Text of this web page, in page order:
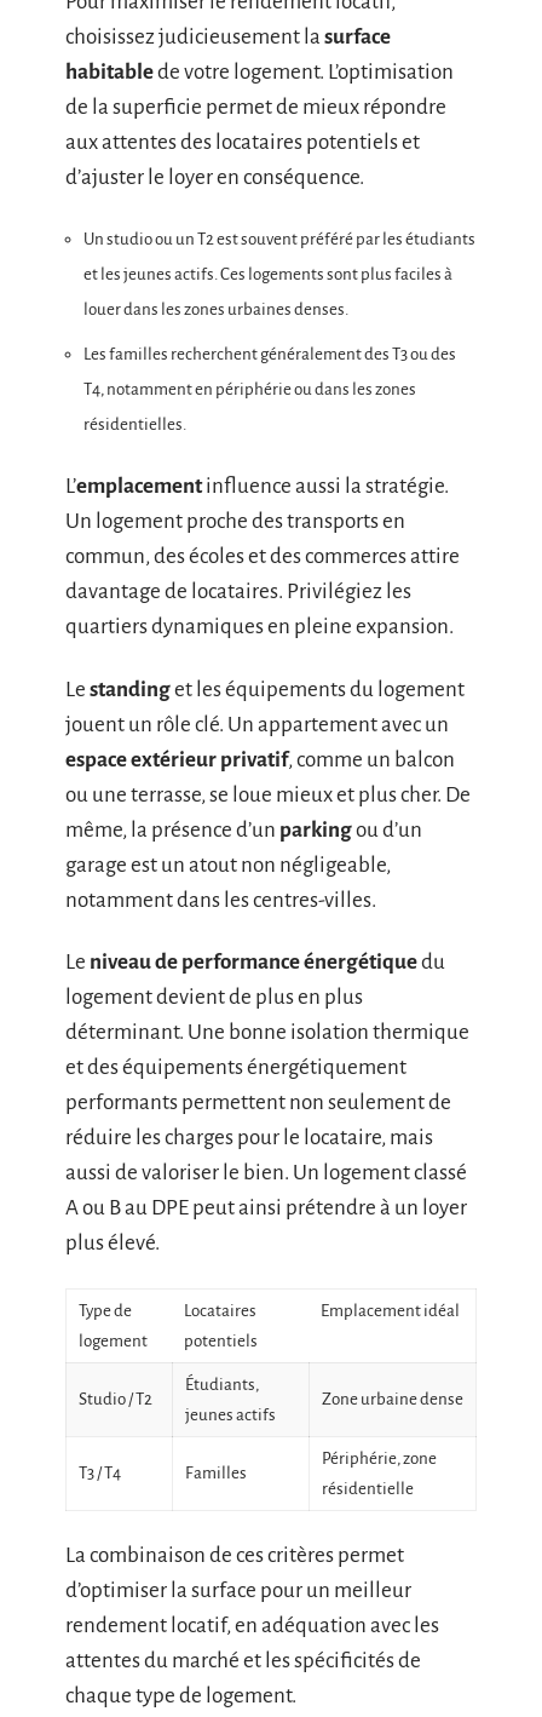
choisissez judicieusement la surface
habitablede votre logement. L’optimisation
de la superficie permet de mieux répondre
aux attentes des locataires potentiels et
d’ajuster le loyer en conséquence.
Un studio ou un T2 est souvent préféré par les étudiants
et les jeunes actifs. Ces logements sont plus faciles à
louer dans les zones urbaines denses.
Les familles recherchent généralement des T3 ou des
T4, notamment en périphérie ou dans les zones
résidentielles.
L’emplacementinfluence aussi la stratégie.
Un logement proche des transports en
commun, des écoles et des commerces attire
davantage de locataires. Privilégiez les
quartiers dynamiques en pleine expansion.
Le standinget les équipements du logement
jouent un rôle clé. Un appartement avec un
espace extérieur privatif, comme un balcon
ou une terrasse, se loue mieux et plus cher. De
même, la présence d’un parkingou d’un
garage est un atout non négligeable,
notamment dans les centres-villes.
Le niveau de performance énergétiquedu
logement devient de plus en plus
déterminant. Une bonne isolation thermique
et des équipements énergétiquement
performants permettent non seulement de
réduire les charges pour le locataire, mais
aussi de valoriser le bien. Un logement classé
A ou B au DPE peut ainsi prétendre à un loyer
plus élevé.
Type de
logement
Locataires
potentiels
Emplacement idéal
Studio / T2
Étudiants,
jeunes actifs
Zone urbaine dense
T3 / T4 Familles
Périphérie, zone
résidentielle
La combinaison de ces critères permet
d’optimiser la surface pour un meilleur
rendement locatif, en adéquation avec les
attentes du marché et les spécificités de
chaque type de logement.